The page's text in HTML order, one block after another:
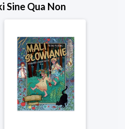
Sine Qua Non